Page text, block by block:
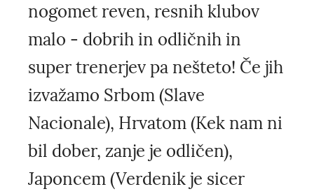
nogomet reven, resnih klubov
malo - dobrih in odličnih in
super trenerjev pa nešteto! Če jih
izvažamo Srbom (Slave
Nacionale), Hrvatom (Kek nam ni
bil dober, zanje je odličen),
Japoncem (Verdenik je sicer